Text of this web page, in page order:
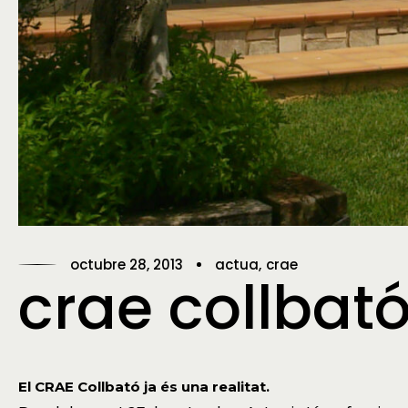
octubre 28, 2013 actua crae
crae
El CRAE Collbató ja és una realitat.